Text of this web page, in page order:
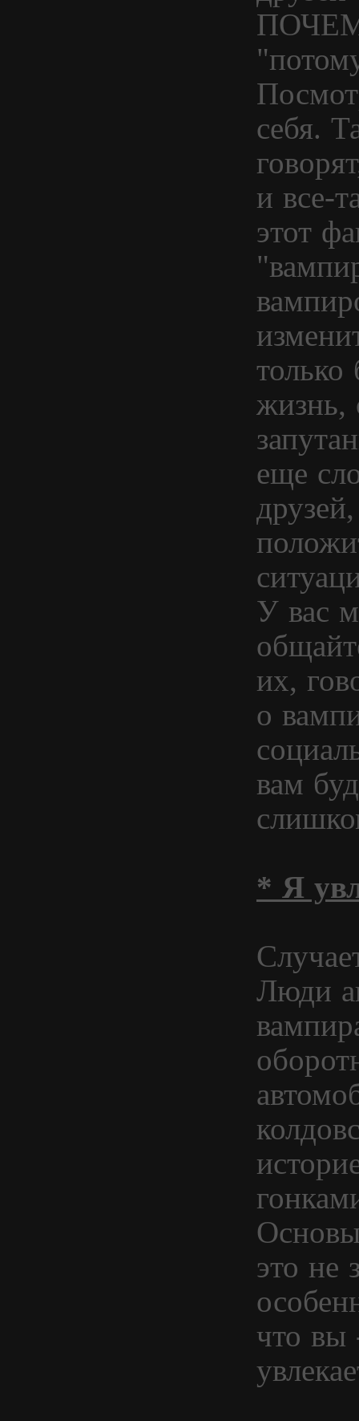
себя.
и все-
этот
только
жизнь,
еще
У вас
их,
о
вам
* Я
Люди
это не
что вы